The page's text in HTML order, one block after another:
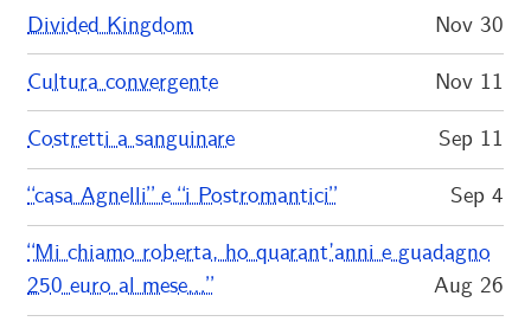
Divided Kingdom Nov 30
Cultura convergente Nov 11
Costretti a sanguinare Sep 11
“casa Agnelli” e “i Postromantici” Sep 4
“Mi chiamo roberta, ho quarant’anni e guadagno
250 euro al mese…”
Aug 26